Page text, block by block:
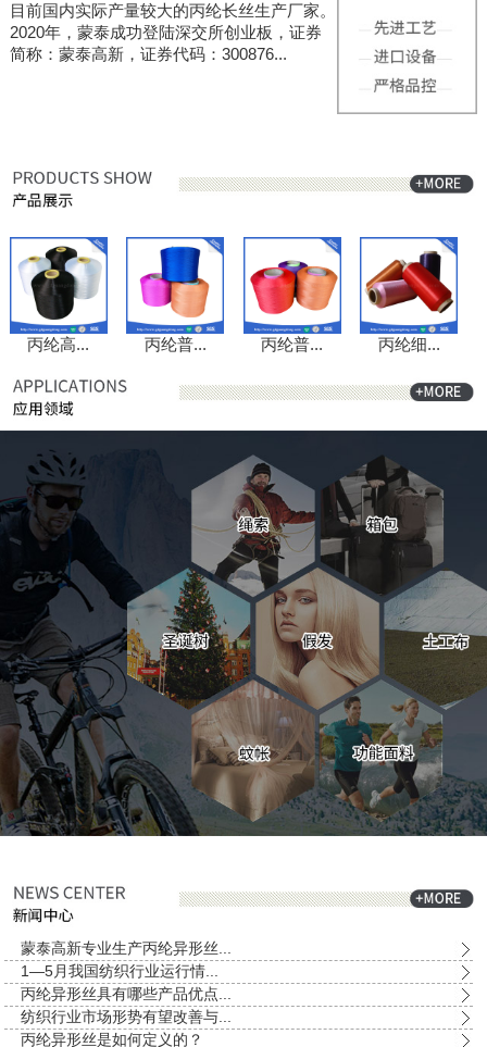
目前国内实际产量较大的丙纶长丝生产厂家。
2020年，蒙泰成功登陆深交所创业板，证券
简称：蒙泰高新，证券代码：300876...
丙纶高... 丙纶普... 丙纶普... 丙纶细...
蒙泰高新专业生产丙纶异形丝...
1—5月我国纺织行业运行情...
丙纶异形丝具有哪些产品优点...
纺织行业市场形势有望改善与...
丙纶异形丝是如何定义的？